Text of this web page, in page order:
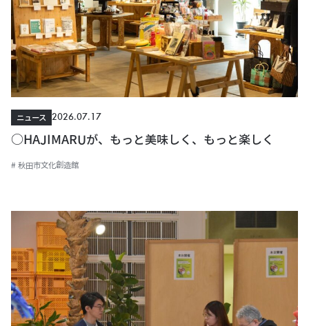
ニュース
2026.07.17
○HAJIMARUが、もっと美味しく、もっと楽しく
# 秋田市文化創造館